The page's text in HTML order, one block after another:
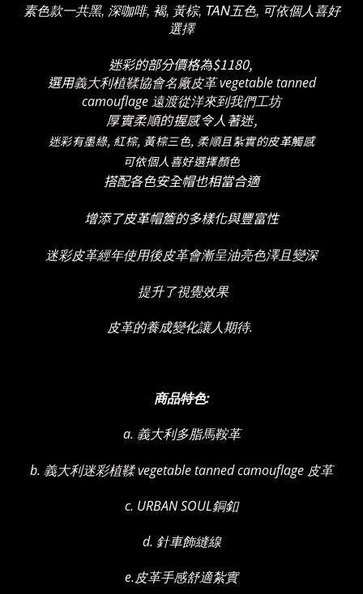
素色款一共黑, 深咖啡, 褐, 黃棕, TAN五色, 可依個人喜好
選擇
迷彩的部分價格為$1180,
選用義大利植鞣協會名廠皮革 vegetable tanned
camouflage 遠渡從洋來到我們工坊
厚實柔順的握感令人著迷,
迷彩有墨綠, 紅棕, 黃棕三色, 柔順且紮實的皮革觸感
可依個人喜好選擇顏色
搭配各色安全帽也相當合適
增添了皮革帽簷的多樣化與豐富性
迷彩皮革經年使用後皮革會漸呈油亮色澤且變深
提升了視覺效果
皮革的養成變化讓人期待.
商品特色:
a. 義大利多脂馬鞍革
b. 義大利迷彩植鞣 vegetable tanned camouflage 皮革
c. URBAN SOUL銅釦
d. 針車飾縫線
e.皮革手感舒適紮實